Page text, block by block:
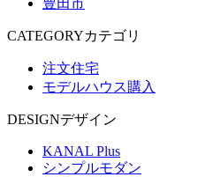
豊田市
CATEGORYカテゴリ
注文住宅
モデルハウス購入
DESIGNデザイン
KANAL Plus
シンプルモダン